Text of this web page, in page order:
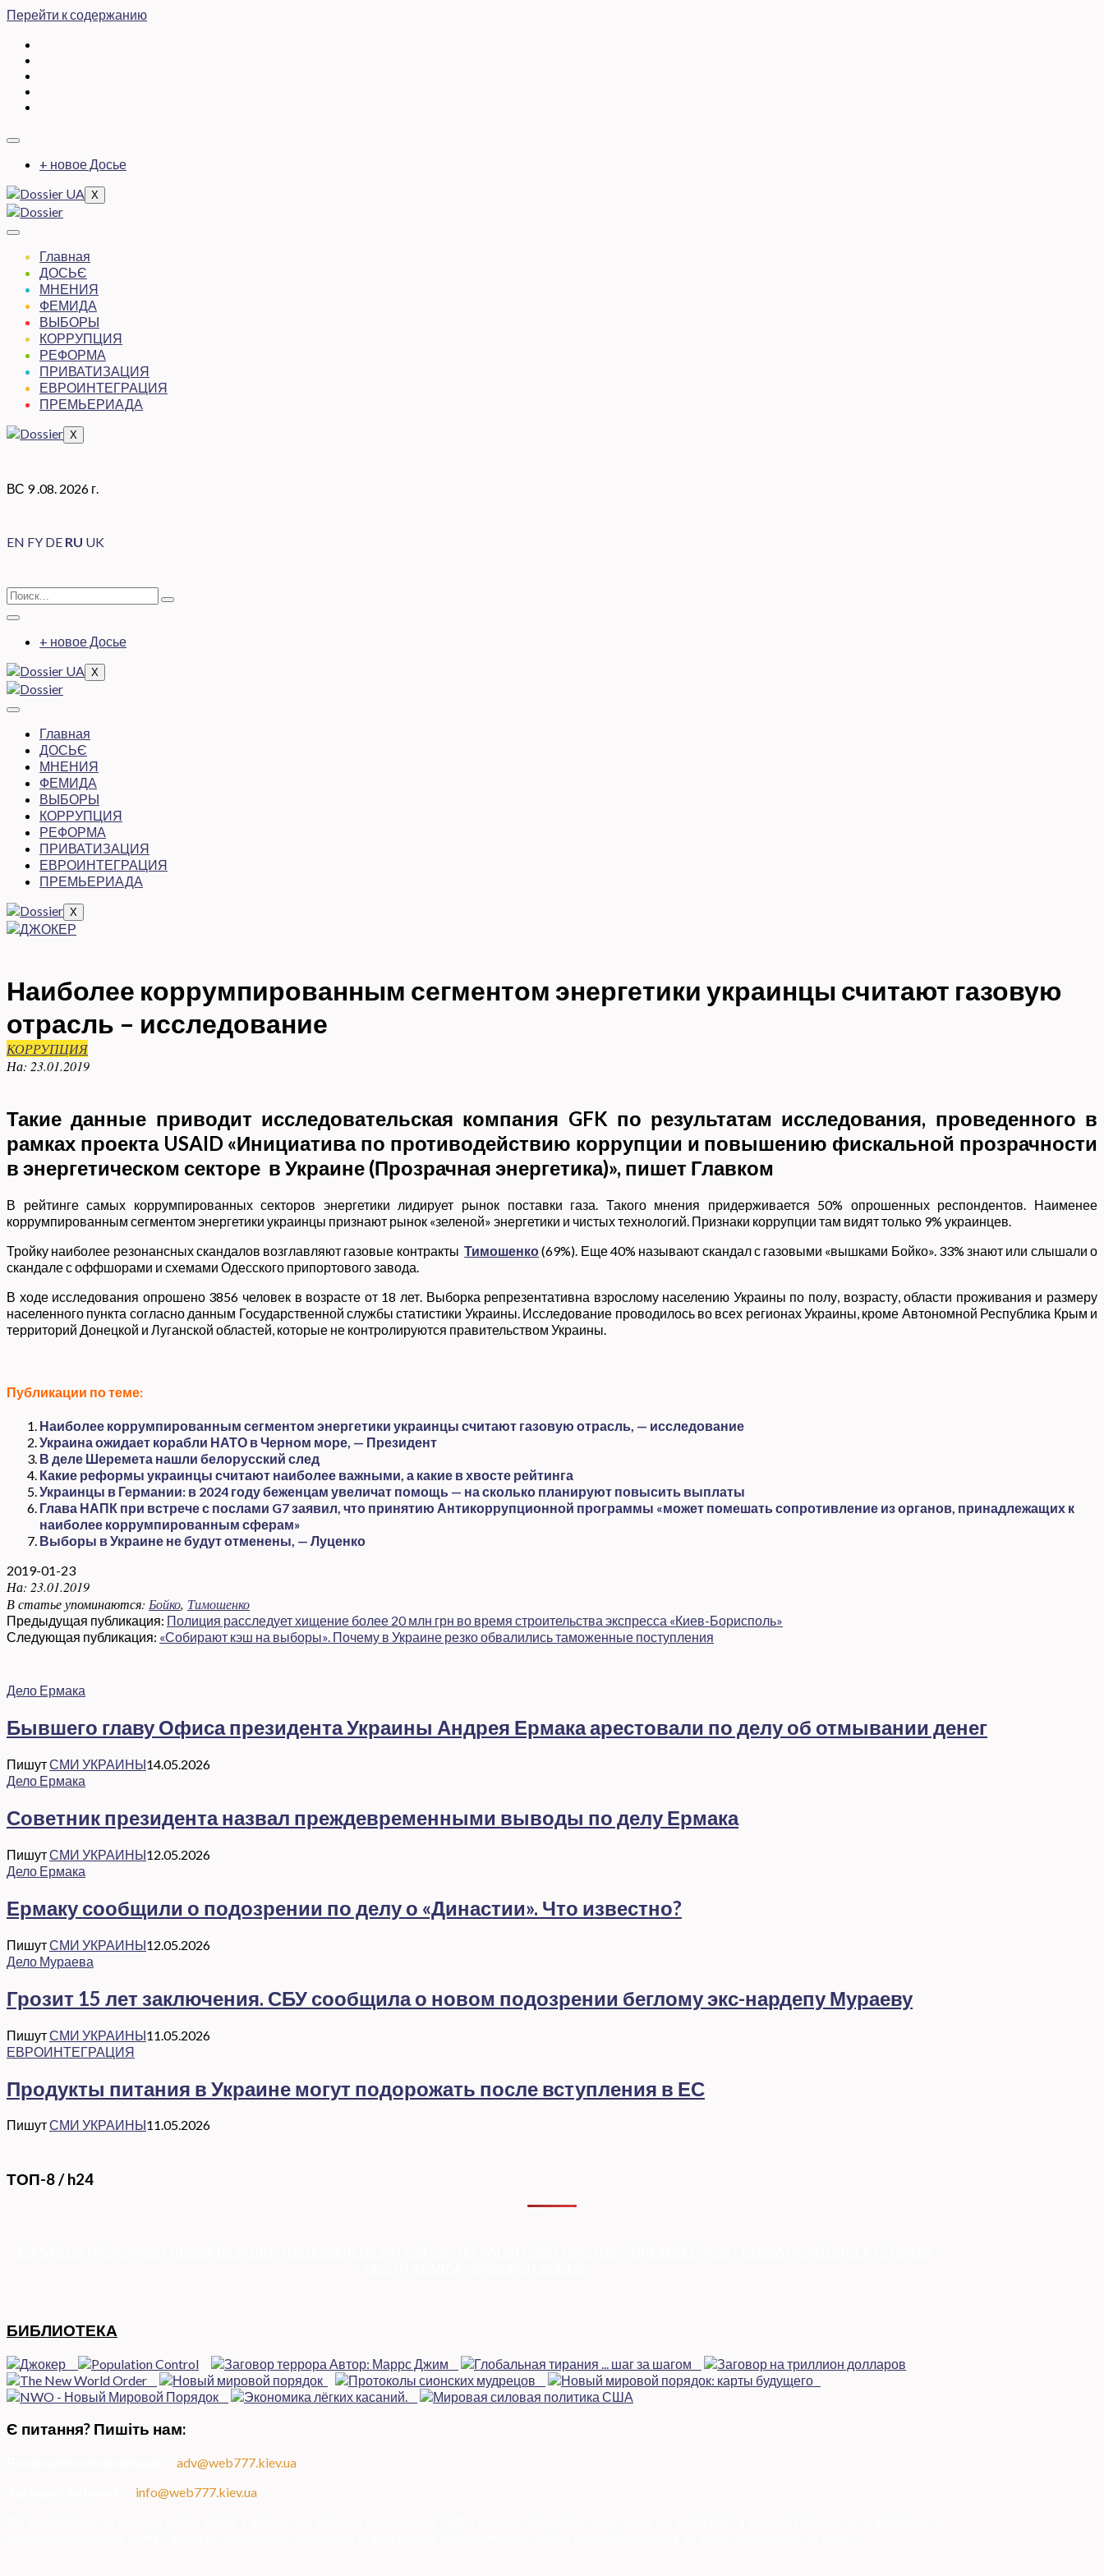
Перейти к содержанию
+ новое Досье
X
Главная
ДОСЬЄ
МНЕНИЯ
ФЕМИДА
ВЫБОРЫ
КОРРУПЦИЯ
РЕФОРМА
ПРИВАТИЗАЦИЯ
ЕВРОИНТЕГРАЦИЯ
ПРЕМЬЕРИАДА
X
ВС 9 .08. 2026 г.
EN FY DE RU UK
+ новое Досье
X
Главная
ДОСЬЄ
МНЕНИЯ
ФЕМИДА
ВЫБОРЫ
КОРРУПЦИЯ
РЕФОРМА
ПРИВАТИЗАЦИЯ
ЕВРОИНТЕГРАЦИЯ
ПРЕМЬЕРИАДА
X
Наиболее коррумпированным сегментом энергетики украинцы считают газовую
отрасль – исследование
КОРРУПЦИЯ
На: 23.01.2019
Такие данные приводит исследовательская компания GFK по результатам исследования, проведенного в
рамках проекта USAID «Инициатива по противодействию коррупции и повышению фискальной прозрачности
в энергетическом секторе в Украине (Прозрачная энергетика)», пишет Главком
В рейтинге самых коррумпированных секторов энергетики лидирует рынок поставки газа. Такого мнения придерживается 50% опрошенных респондентов. Наименее
коррумпированным сегментом энергетики украинцы признают рынок «зеленой» энергетики и чистых технологий. Признаки коррупции там видят только 9% украинцев.
Тройку наиболее резонансных скандалов возглавляют газовые контрактыТимошенко(69%). Еще 40% называют скандал с газовыми «вышками Бойко». 33% знают или слышали о
скандале с оффшорами и схемами Одесского припортового завода.
В ходе исследования опрошено 3856 человек в возрасте от 18 лет. Выборка репрезентативна взрослому населению Украины по полу, возрасту, области проживания и размеру
населенного пункта согласно данным Государственной службы статистики Украины. Исследование проводилось во всех регионах Украины, кроме Автономной Республика Крым и
территорий Донецкой и Луганской областей, которые не контролируются правительством Украины.
Публикации по теме:
Наиболее коррумпированным сегментом энергетики украинцы считают газовую отрасль, — исследование
Украина ожидает корабли НАТО в Черном море, — Президент
В деле Шеремета нашли белорусский след
Какие реформы украинцы считают наиболее важными, а какие в хвосте рейтинга
Украинцы в Германии: в 2024 году беженцам увеличат помощь — на сколько планируют повысить выплаты
Глава НАПК при встрече с послами G7 заявил, что принятию Антикоррупционной программы «может помешать сопротивление из органов, принадлежащих к
наиболее коррумпированным сферам»
Выборы в Украине не будут отменены, — Луценко
2019-01-23
На: 23.01.2019
В статье упоминаются: Бойко, Тимошенко
Предыдущая публикация: Полиция расследует хищение более 20 млн грн во время строительства экспресса «Киев-Борисполь»
Следующая публикация: «Собирают кэш на выборы». Почему в Украине резко обвалились таможенные поступления
Дело Ермака
Бывшего главу Офиса президента Украины Андрея Ермака арестовали по делу об отмывании денег
ПишутСМИ УКРАИНЫ14.05.2026
Дело Ермака
Советник президента назвал преждевременными выводы по делу Ермака
ПишутСМИ УКРАИНЫ12.05.2026
Дело Ермака
Ермаку сообщили о подозрении по делу о «Династии». Что известно?
ПишутСМИ УКРАИНЫ12.05.2026
Дело Мураева
Грозит 15 лет заключения. СБУ сообщила о новом подозрении беглому экс-нардепу Мураеву
ПишутСМИ УКРАИНЫ11.05.2026
ЕВРОИНТЕГРАЦИЯ
Продукты питания в Украине могут подорожать после вступления в ЕС
ПишутСМИ УКРАИНЫ11.05.2026
ТОП-8 / h24
БИБЛИОТЕКА
Є питання? Пишіть нам:
adv@web777.kiev.ua
info@web777.kiev.ua